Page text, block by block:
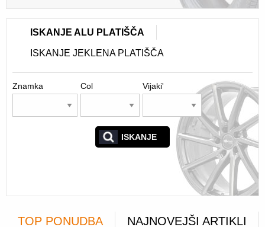
ISKANJE ALU PLATIŠČA
ISKANJE JEKLENA PLATIŠČA
Znamka Col Vijaki'
ISKANJE
TOP PONUDBA
NAJNOVEJŠI ARTIKLI